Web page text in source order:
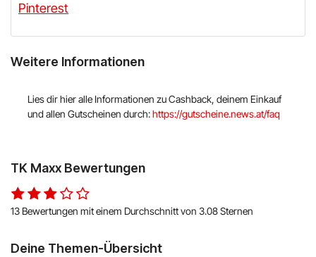
Pinterest
Weitere Informationen
Lies dir hier alle Informationen zu Cashback, deinem Einkauf
und allen Gutscheinen durch:https://gutscheine.news.at/faq
TK Maxx Bewertungen
13 Bewertungen mit einem Durchschnitt von 3.08 Sternen
Deine Themen-Übersicht